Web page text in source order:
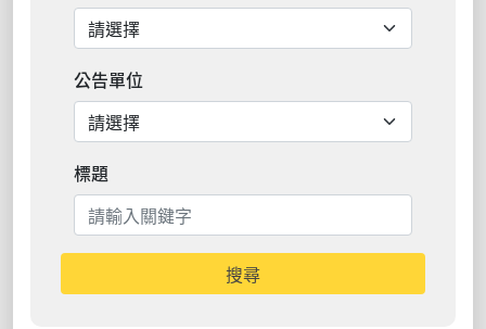
公告單位
標題
搜尋